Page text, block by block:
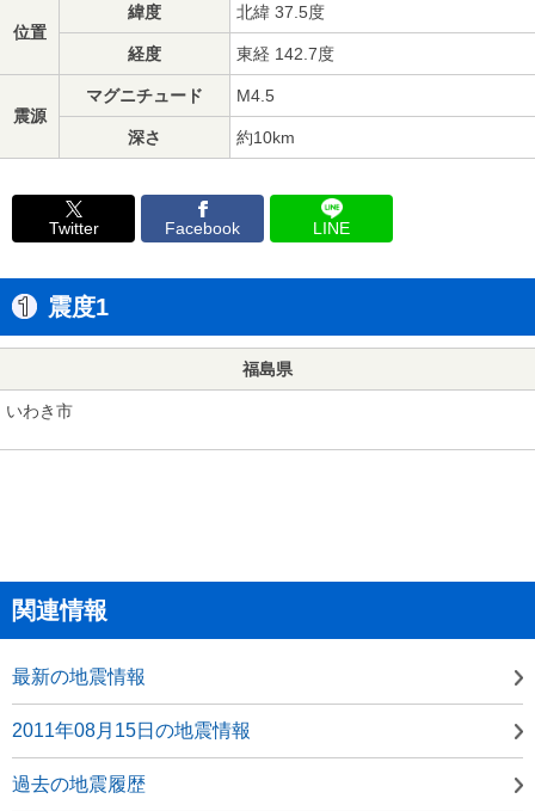
位置
緯度 北緯 37.5度
経度 東経 142.7度
震源
マグニチュード M4.5
深さ 約10km
Twitter Facebook LINE
震度1
福島県
いわき市
関連情報
最新の地震情報
2011年08月15日の地震情報
過去の地震履歴